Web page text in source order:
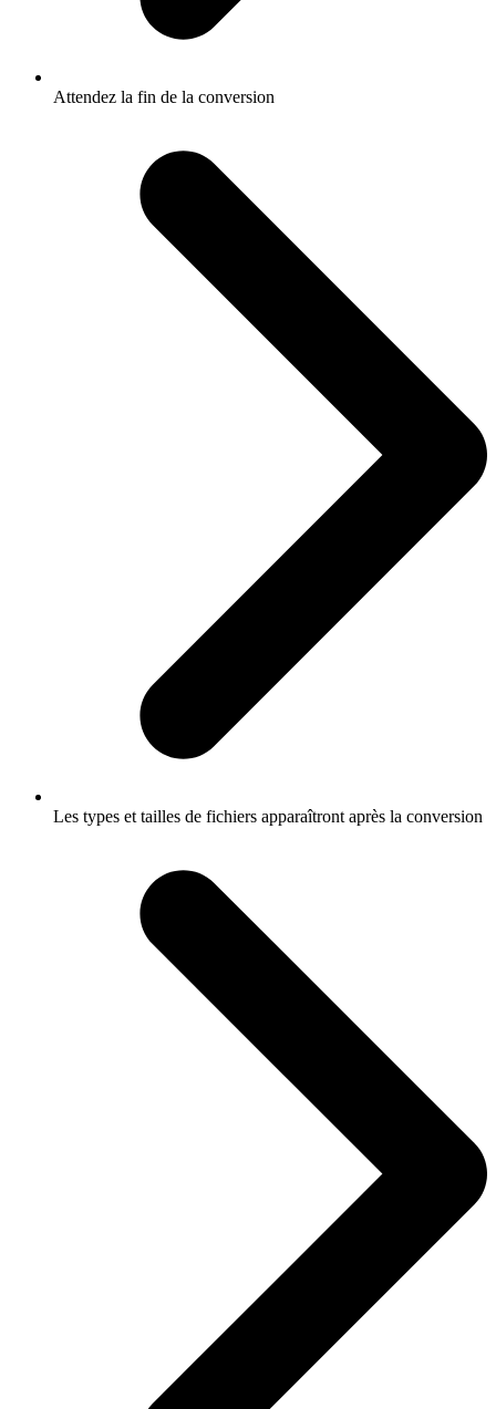
Attendez la fin de la conversion
Les types et tailles de fichiers apparaîtront après la conversion